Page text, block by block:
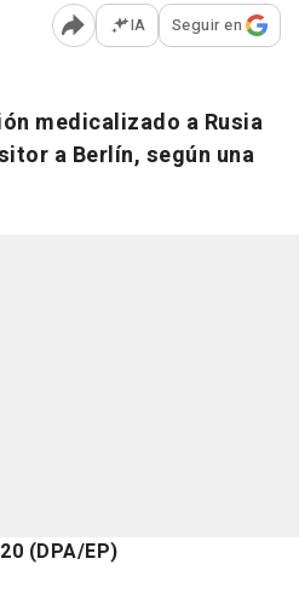
Abrir opciones para
IA Seguir en
medicalizado a Rusia
a Berlín, según una
(DPA/EP)